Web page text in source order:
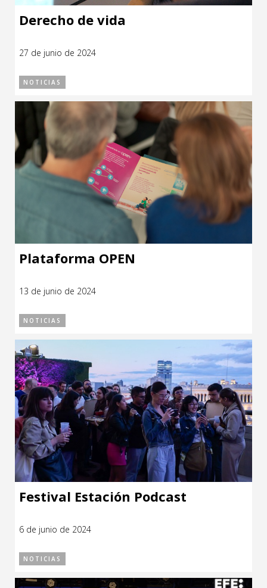
Derecho de vida
27 de junio de 2024
NOTICIAS
Plataforma OPEN
13 de junio de 2024
NOTICIAS
Festival Estación Podcast
6 de junio de 2024
NOTICIAS